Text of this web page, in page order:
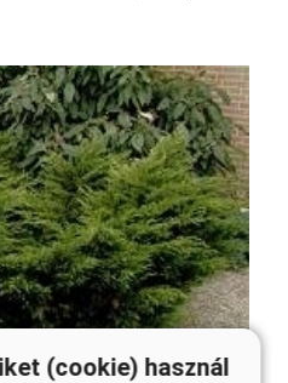
(cookie) használ